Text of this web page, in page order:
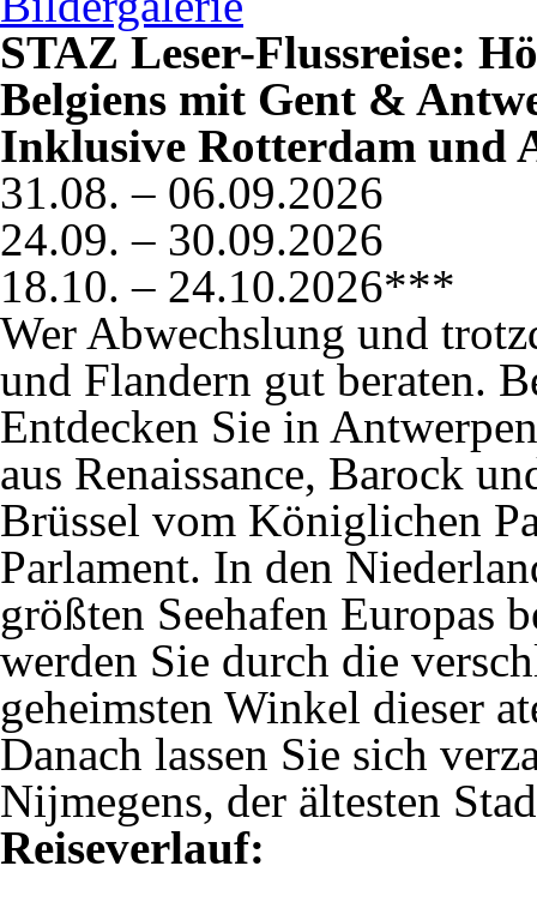
STAZ Leser-Flussreise:
Belgiens mit Gent &
Inklusive Rotterdam und
31.08. – 06.09.2026
24.09. – 30.09.2026
18.10. – 24.10.2026***
Wer Abwechslung und
und Flandern gut beraten.
Entdecken Sie in
aus Renaissance, Barock
Brüssel vom Königlichen
Parlament. In den
größten Seehafen Europas
werden Sie durch die
geheimsten Winkel dieser
Danach lassen Sie sich
Nijmegens, der ältesten
Reiseverlauf: